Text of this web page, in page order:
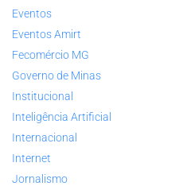
Eventos
Eventos Amirt
Fecomércio MG
Governo de Minas
Institucional
Inteligência Artificial
Internacional
Internet
Jornalismo